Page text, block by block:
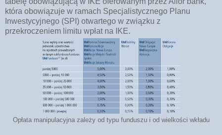
która obowiązuje w ramach Specjalistycznego Planu
Inwestycyjnego (SPI) otwartego w związku z
przekroczeniem limitu wpłat na IKE.
Opłata manipulacyjna zależy od typu funduszu i od wielkości wkładu